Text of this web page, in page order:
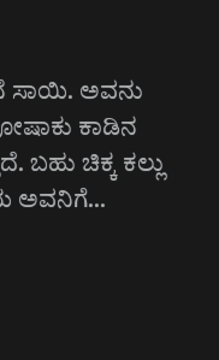
ಸಾಯಿ. ಅವನು
ಕಾಡಿನ
ಬಹು ಚಿಕ್ಕ ಕಲ್ಲು
ಅವನಿಗೆ…